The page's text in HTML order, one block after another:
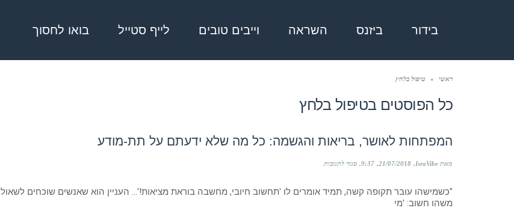
בידור ביזנס השראה וייבים טובים לייף סטייל בואו לחסוך
ראשי » טיפול בלחץ
כל הפוסטים בטיפול בלחץ
המפתחות לאושר, בריאות והגשמה: כל מה שלא ידעתם על תת-מודע
מאת IsraVibe 21/07/2018
9:37 סגור לתגובות
בריאות
"כשמישהו עובר תקופה קשה, תמיד אומרים לו 'תחשוב חיובי, מחשבה בוראת מציאות!'… העניין הוא שאנשים שוכחים לשאול
משהו חשוב: 'מי